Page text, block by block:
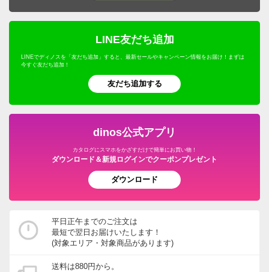
LINE友だち追加
LINEでディノスを「友だち追加」すると、最新セールやキャンペーン情報をお届け！まずは
今すぐ友だち追加！
友だち追加する
dinos公式アプリ
カタログにスマホをかざすだけで簡単にお買い物！
ダウンロード＆新規ログインでクーポンプレゼント
ダウンロード
平日正午までのご注文は
最短で翌日お届けいたします！
(対象エリア・対象商品があります)
送料は880円から。